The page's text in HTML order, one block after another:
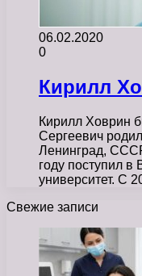
06.02.2020
0
Кирилл
Кирилл Ховрин
Сергеевич
Ленинград,
году поступил
университет. С
Свежие записи